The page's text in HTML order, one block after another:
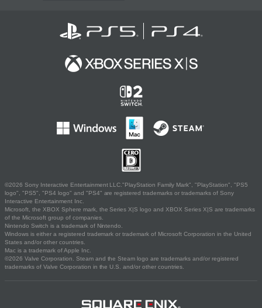
©2026 Sony Interactive Entertainment LLC."PlayStation Family Mark", "PlayStation", "PS5
logo", "PS5", "PS4 logo" and "PS4" are registered trademarks or trademarks of Sony
Interactive Entertainment Inc.
Microsoft, the XBOX Sphere mark, the Series X|S logo and XBOX Series X|S are trademarks
of the Microsoft group of companies.
Nintendo Switch is a trademark of Nintendo.
Windows is either a registered trademark or trademark of Microsoft Corporation in the United
States and/or other countries.
Mac is a trademark of Apple Inc.
©2026 Valve Corporation. Steam and the Steam logo are trademarks and/or registered
trademarks of Valve Corporation in the U.S. and/or other countries.